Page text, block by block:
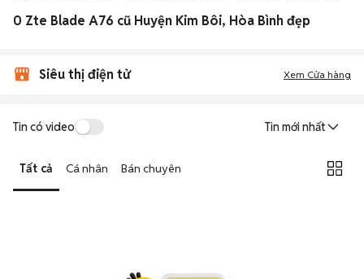
0 Zte Blade A76 cũ Huyện Kim Bôi, Hòa Bình đẹp
Siêu thị điện tử Xem Cửa hàng
Tin có video Tin mới nhất
Tất cả Cá nhân Bán chuyên